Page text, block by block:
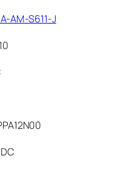
AM-S611-J